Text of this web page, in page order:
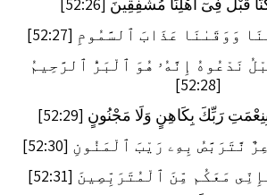
وَوَقَىٰنَا عَذَابَ ٱلسَّمُومِ [52:27]
نَدْعُوهُ إِنَّهُۥ هُوَ ٱلْبَرُّ ٱلرَّحِيمُ
[52:28]
رَبِّكَ بِكَاهِنٍ وَلَا مَجْنُونٍ [52:29]
بِهِۦ رَيْبَ ٱلْمَنُونِ [52:30]
مَعَكُم مِّنَ ٱلْمُتَرَبِّصِينَ [52:31]